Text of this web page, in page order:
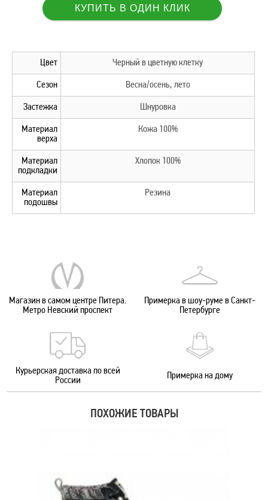
Цвет Черный в цветную клетку
Сезон Весна/осень, лето
Застежка Шнуровка
Материал
верха
Кожа 100%
Материал
подкладки
Хлопок 100%
Материал
подошвы
Резина
Магазин в самом центре Питера.
Метро Невский проспект
Примерка в шоу-руме в Санкт-
Петербурге
Курьерская доставка по всей
России
Примерка на дому
ПОХОЖИЕ ТОВАРЫ